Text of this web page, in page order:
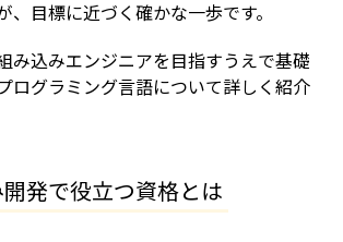
、目標に近づく確かな一歩です。
み込みエンジニアを目指すうえで基礎
ログラミング言語について詳しく紹介
発で役立つ資格とは